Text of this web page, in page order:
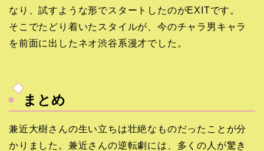
なり、試すような形でスタートしたのがEXITです。
そこでたどり着いたスタイルが、今のチャラ男キャラ
を前面に出したネオ渋谷系漫才でした。
まとめ
兼近大樹さんの生い立ちは壮絶なものだったことが分
かりました。兼近さんの逆転劇には、多くの人が驚き